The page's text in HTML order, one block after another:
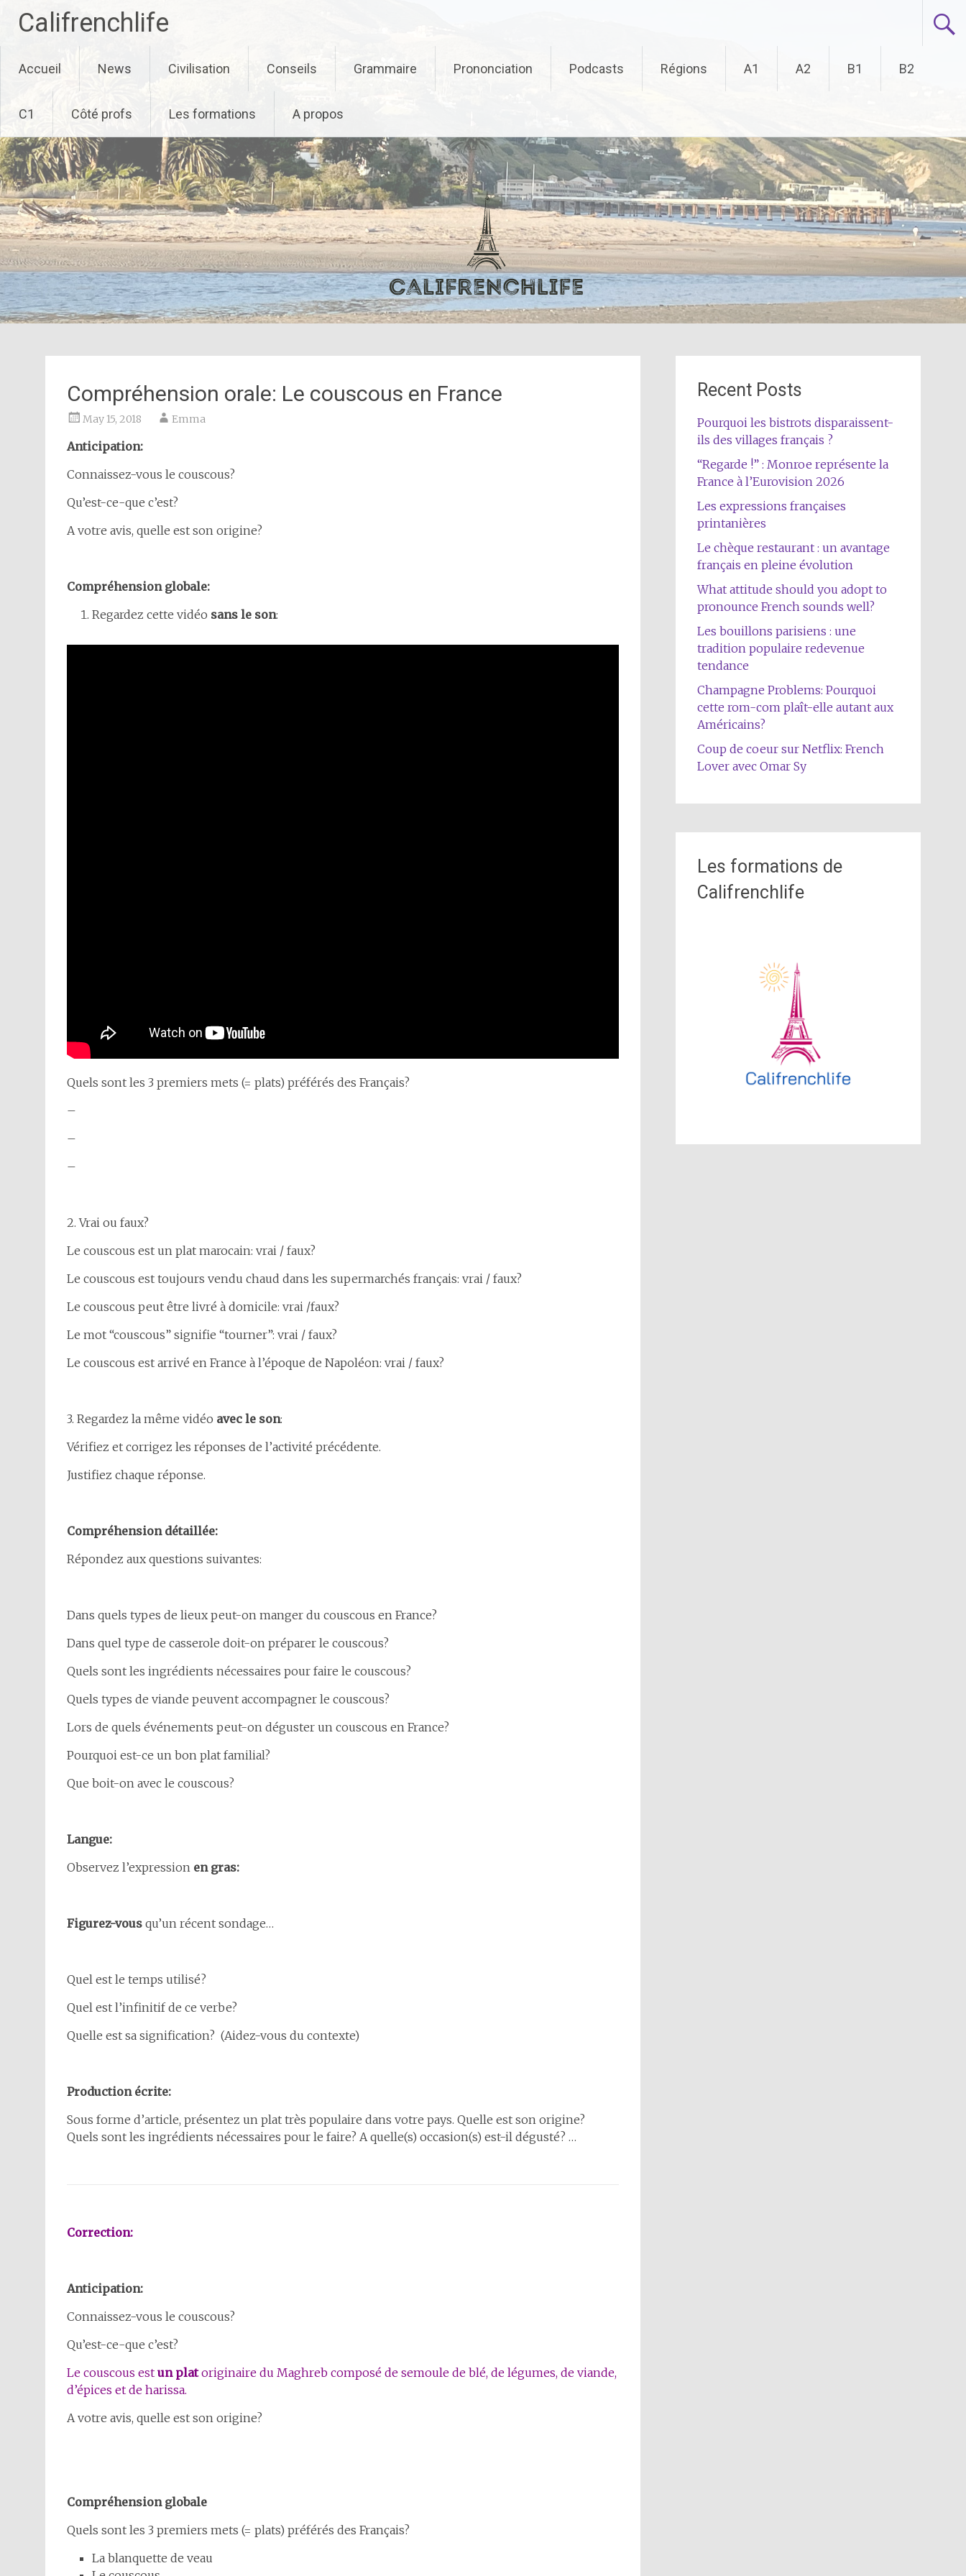
Califrenchlife
to
content
Accueil News Civilisation Conseils Grammaire Prononciation Podcasts Régions A1 A2 B1 B2
C1 Côté profs Les formations A propos
Compréhension orale: Le couscous en France
May 15, 2018 Emma
Anticipation:
Connaissez-vous le couscous?
Qu’est-ce-que c’est?
A votre avis, quelle est son origine?
Compréhension globale:
Regardez cette vidéo sans le son:
Quels sont les 3 premiers mets (= plats) préférés des Français?
–
–
–
2. Vrai ou faux?
Le couscous est un plat marocain: vrai / faux?
Le couscous est toujours vendu chaud dans les supermarchés français: vrai / faux?
Le couscous peut être livré à domicile: vrai /faux?
Le mot “couscous” signifie “tourner”: vrai / faux?
Le couscous est arrivé en France à l’époque de Napoléon: vrai / faux?
3. Regardez la même vidéo avec le son:
Vérifiez et corrigez les réponses de l’activité précédente.
Justifiez chaque réponse.
Compréhension détaillée:
Répondez aux questions suivantes:
Dans quels types de lieux peut-on manger du couscous en France?
Dans quel type de casserole doit-on préparer le couscous?
Quels sont les ingrédients nécessaires pour faire le couscous?
Quels types de viande peuvent accompagner le couscous?
Lors de quels événements peut-on déguster un couscous en France?
Pourquoi est-ce un bon plat familial?
Que boit-on avec le couscous?
Langue:
Observez l’expression en gras:
Figurez-vous qu’un récent sondage…
Quel est le temps utilisé?
Quel est l’infinitif de ce verbe?
Quelle est sa signification? (Aidez-vous du contexte)
Production écrite:
Sous forme d’article, présentez un plat très populaire dans votre pays. Quelle est son origine?
Quels sont les ingrédients nécessaires pour le faire? A quelle(s) occasion(s) est-il dégusté? …
Correction:
Anticipation:
Connaissez-vous le couscous?
Qu’est-ce-que c’est?
Le couscous est un platoriginaire du Maghreb composé de semoule de blé, de légumes, de viande,
d’épices et de harissa.
A votre avis, quelle est son origine?
Compréhension globale
Quels sont les 3 premiers mets (= plats) préférés des Français?
La blanquette de veau
Recent Posts
Pourquoi les bistrots disparaissent-
ils des villages français ?
“Regarde !” : Monroe représente la
France à l’Eurovision 2026
Les expressions françaises
printanières
Le chèque restaurant : un avantage
français en pleine évolution
What attitude should you adopt to
pronounce French sounds well?
Les bouillons parisiens : une
tradition populaire redevenue
tendance
Champagne Problems: Pourquoi
cette rom-com plaît-elle autant aux
Américains?
Coup de coeur sur Netflix: French
Lover avec Omar Sy
Les formations de
Califrenchlife